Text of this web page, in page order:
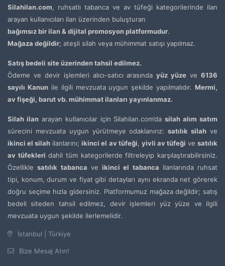
Silahilan.com, ruhsatlı tabanca ve av tüfeği kategorilerinde ilan
arayan kullanıcıları ilan üzerinden buluşturan
bağımsız bir ilan & dijital promosyon platformudur.
Mağaza değildir; ateşli silah veya mühimmat satışı yapılmaz.
Satış bedeli site üzerinden tahsil edilmez.
Ödeme ve devir işlemleri alıcı-satıcı arasındayüz yüze ve6136
sayılı Kanunile ilgili mevzuata uygun şekilde yapılmalıdır. Mermi,
av fişeği, barut vb. mühimmat ilanları yayınlanmaz.
Silah ilanarayan kullanıcılar için Silahilan.com’dasilah alım satım
sürecini mevzuata uygun yürütmeye odaklanırız:satılık silah ve
ikinci el silah ilanlarını;ikinci el av tüfeği, yivli av tüfeği vesatılık
av tüfekleri dahil tüm kategorilerde filtreleyip karşılaştırabilirsiniz.
Özelliklesatılık tabanca ve ikinci el tabanca ilanlarında ruhsat
tipi, konum, durum ve fiyat gibi detayları aynı ekranda net görerek
doğru seçime hızla gidersiniz. Platformumuz mağaza değildir; satış
bedeli siteden tahsil edilmez, devir işlemleri yüz yüze ve ilgili
mevzuata uygun şekilde ilerlemelidir.
İstanbul | Türkiye
Bize Mesaj Atın!